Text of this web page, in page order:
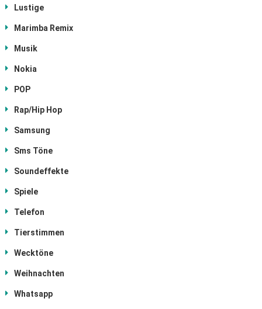
Lustige
Marimba Remix
Musik
Nokia
POP
Rap/Hip Hop
Samsung
Sms Töne
Soundeffekte
Spiele
Telefon
Tierstimmen
Wecktöne
Weihnachten
Whatsapp